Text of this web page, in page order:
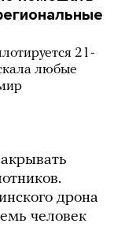
21-
любые
дрона
человек